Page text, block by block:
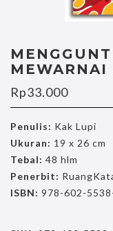
Rp33.000
Penulis: Kak Lupi
Ukuran: 19 x 26 cm
Tebal: 48 hlm
Penerbit:
ISBN: 978-602-